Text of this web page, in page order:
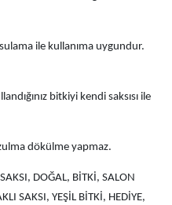
ile kullanıma uygundur.
bitkiyi kendi saksısı ile
dökülme yapmaz.
DOĞAL, BİTKİ, SALON
SAKSI, YEŞİL BİTKİ, HEDİYE,